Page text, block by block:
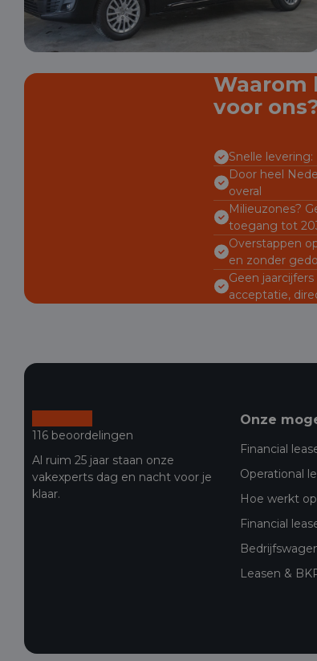
Waarom
voor
Snelle
Door heel
overal
Milieuzones?
toegang tot
Overstappen
en zonder
Geen
acceptatie,
116 beoordelingen
Al ruim 25 jaar staan onze
vakexperts dag en nacht voor je
klaar.
Onze
Financial
Operational
Hoe werkt
Financial
Leasen &